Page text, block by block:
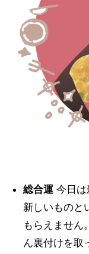
総合運今日は
新しいものと
もらえません
ん裏付けを取